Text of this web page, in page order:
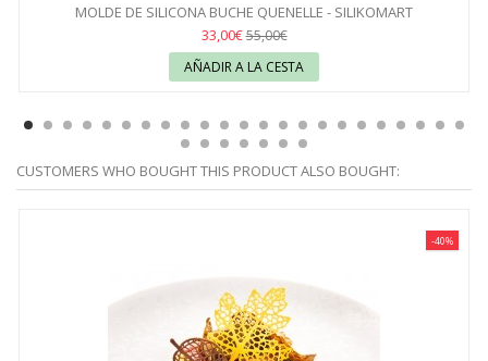
MOLDE DE SILICONA BUCHE QUENELLE - SILIKOMART
33,00€55,00€
AÑADIR A LA CESTA
CUSTOMERS WHO BOUGHT THIS PRODUCT ALSO BOUGHT:
-40%